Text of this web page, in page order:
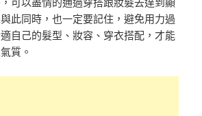
此同時，也一定要記住，避免用力過
自己的髮型、妝容、穿衣搭配，才能
質。